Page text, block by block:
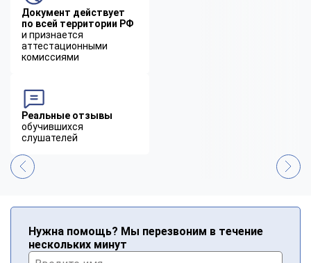
Документ действует
по всей территории РФ
и признается
аттестационными
комиссиями
Реальные отзывы
обучившихся
слушателей
Нужна помощь? Мы перезвоним в течение
нескольких минут